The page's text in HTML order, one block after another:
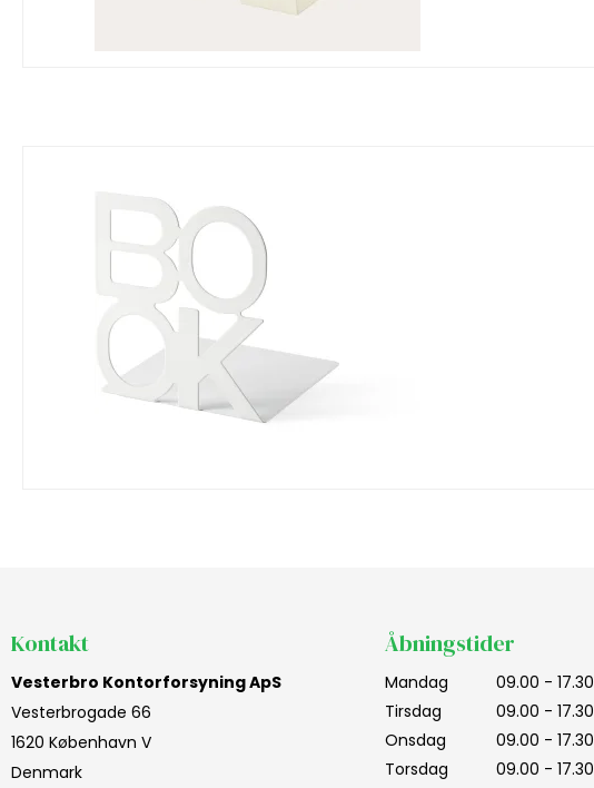
Kontakt
Vesterbro Kontorforsyning ApS
Vesterbrogade 66
1620 København V
Denmark
Åbningstider
Mandag
09.00 - 17.30
Tirsdag
09.00 - 17.30
Onsdag
09.00 - 17.30
Torsdag
09.00 - 17.30